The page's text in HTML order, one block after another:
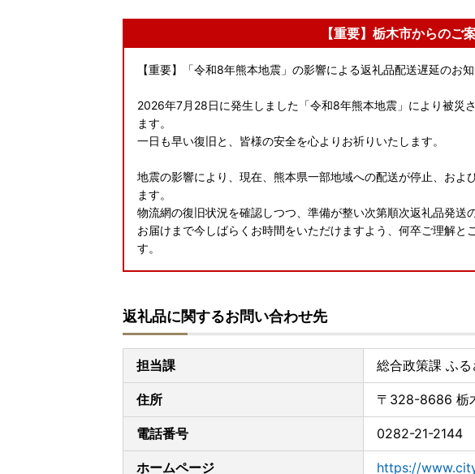
【重要】栃木市からのご
【重要】「令和8年熊本地震」の影響による返礼品配送遅延のお
2026年7月28日に発生しました「令和8年熊本地震」により被災
ます。
一日も早い復旧と、皆様の安全を心よりお祈りいたします。
地震の影響により、現在、熊本県一部地域への配送が停止、およ
ます。
物流網の復旧状況を確認しつつ、準備が整い次第順次返礼品発送
お届けまで今しばらくお時間をいただけますよう、何卒ご理解と
す。
返礼品に関するお問い合わせ先
担当課 総合政策課 ふ
住所 〒328-8686 栃
電話番号 0282-21-2144
ホームページ https://